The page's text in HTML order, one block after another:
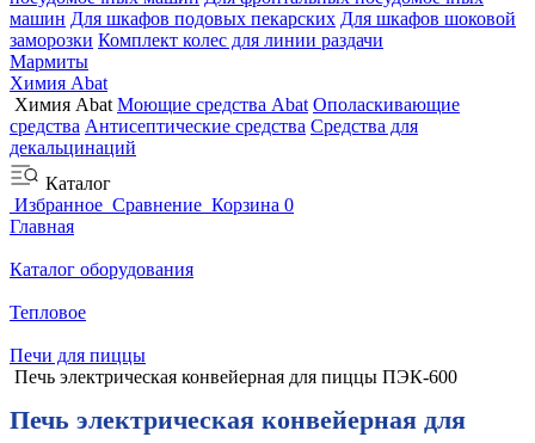
машин Для шкафов подовых пекарских Для шкафов шоковой
заморозки Комплект колес для линии раздачи
Мармиты
Химия Abat
Химия Abat Моющие средства Abat Ополаскивающие
средства Антисептические средства Средства для
декальцинаций
Каталог
Избранное Сравнение Корзина 0
Главная
Каталог оборудования
Тепловое
Печи для пиццы
Печь электрическая конвейерная для пиццы ПЭК-600
Печь электрическая конвейерная для